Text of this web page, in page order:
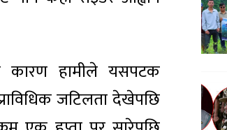
कारण हामीले यसपटक
जटिलता देखेपछि